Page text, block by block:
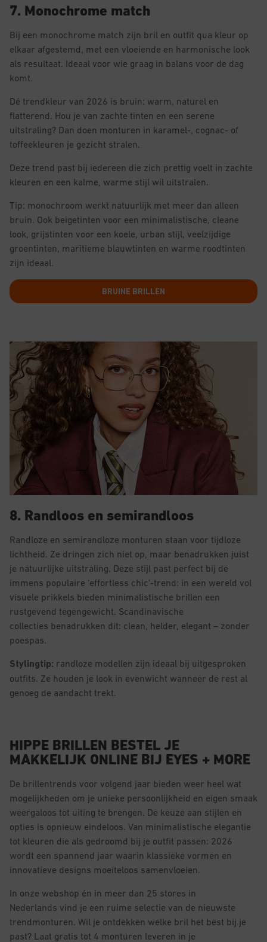
7. Monochrome match
Bij een monochrome match zijn bril en outfit qua kleur op
elkaar afgestemd, met een vloeiende en harmonische look
als resultaat. Ideaal voor wie graag in balans voor de dag
komt.
Dé trendkleur van 2026 is bruin: warm, naturel en
flatterend. Hou je van zachte tinten en een serene
uitstraling? Dan doen monturen in karamel-, cognac- of
toffeekleuren je gezicht stralen.
Deze trend past bij iedereen die zich prettig voelt in zachte
kleuren en een kalme, warme stijl wil uitstralen.
Tip: monochroom werkt natuurlijk met meer dan alleen
bruin. Ook beigetinten voor een minimalistische, cleane
look, grijstinten voor een koele, urban stijl, veelzijdige
groentinten, maritieme blauwtinten en warme roodtinten
zijn ideaal.
BRUINE BRILLEN
8. Randloos en semirandloos
Randloze en semirandloze monturen staan voor tijdloze
lichtheid. Ze dringen zich niet op, maar benadrukken juist
je natuurlijke uitstraling. Deze stijl past perfect bij de
immens populaire ‘effortless chic’-trend: in een wereld vol
visuele prikkels bieden minimalistische brillen een
rustgevend tegengewicht. Scandinavische
collecties benadrukken dit: clean, helder, elegant – zonder
poespas.
Stylingtip: randloze modellen zijn ideaal bij uitgesproken
outfits. Ze houden je look in evenwicht wanneer de rest al
genoeg de aandacht trekt.
HIPPE BRILLEN BESTEL JE
MAKKELIJK ONLINE BIJ EYES + MORE
De brillentrends voor volgend jaar bieden weer heel wat
mogelijkheden om je unieke persoonlijkheid en eigen smaak
weergaloos tot uiting te brengen. De keuze aan stijlen en
opties is opnieuw eindeloos. Van minimalistische elegantie
tot kleuren die als gedroomd bij je outfit passen: 2026
wordt een spannend jaar waarin klassieke vormen en
innovatieve designs moeiteloos samenvloeien.
In onze webshop én in meer dan 25 stores in
Nederlands vind je een ruime selectie van de nieuwste
trendmonturen. Wil je ontdekken welke bril het best bij je
past? Laat gratis tot 4 monturen leveren in je